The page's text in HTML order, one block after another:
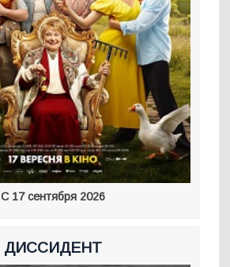
С 17 сентября 2026
ДИССИДЕНТ